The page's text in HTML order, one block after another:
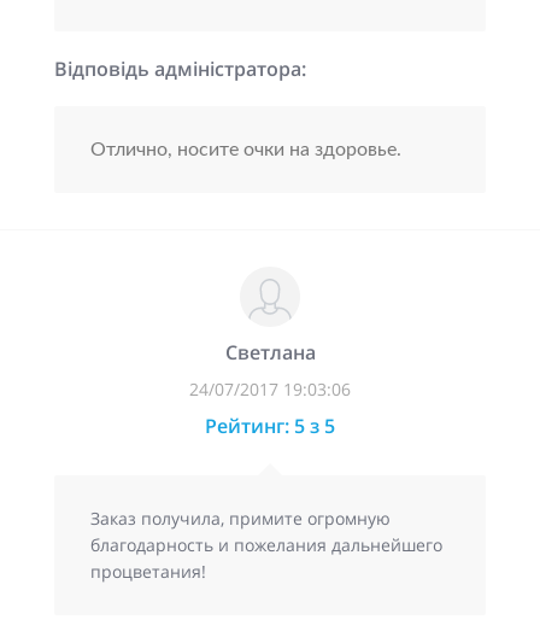
Відповідь адміністратора:
Отлично, носите очки на здоровье.
Светлана
24/07/2017 19:03:06
Рейтинг: 5 з 5
Заказ получила, примите огромную
благодарность и пожелания дальнейшего
процветания!